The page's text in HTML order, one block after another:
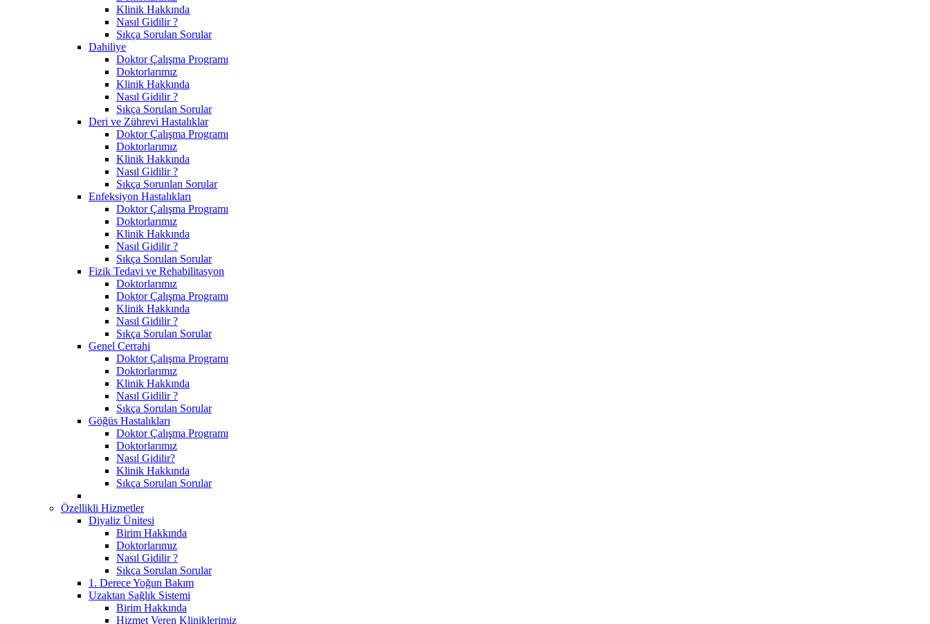
Klinik Hakkında
Nasıl Gidilir ?
Sıkça Sorulan Sorular
Dahiliye
Doktor Çalışma Programı
Doktorlarımız
Klinik Hakkında
Nasıl Gidilir ?
Sıkça Sorulan Sorular
Deri ve Zührevi Hastalıklar
Doktor Çalışma Programı
Doktorlarımız
Klinik Hakkında
Nasıl Gidilir ?
Sıkça Sorunlan Sorular
Enfeksiyon Hastalıkları
Doktor Çalışma Programı
Doktorlarımız
Klinik Hakkında
Nasıl Gidilir ?
Sıkça Sorulan Sorular
Fizik Tedavi ve Rehabilitasyon
Doktorlarımız
Doktor Çalışma Programı
Klinik Hakkında
Nasıl Gidilir ?
Sıkça Sorulan Sorular
Genel Cerrahi
Doktor Çalışma Programı
Doktorlarımız
Klinik Hakkında
Nasıl Gidilir ?
Sıkça Sorulan Sorular
Göğüs Hastalıkları
Doktor Çalışma Programı
Doktorlarımız
Nasıl Gidilir?
Klinik Hakkında
Sıkça Sorulan Sorular
Özellikli Hizmetler
Diyaliz Ünitesi
Birim Hakkında
Doktorlarımız
Nasıl Gidilir ?
Sıkça Sorulan Sorular
1. Derece Yoğun Bakım
Uzaktan Sağlık Sistemi
Birim Hakkında
Hizmet Veren Kliniklerimiz